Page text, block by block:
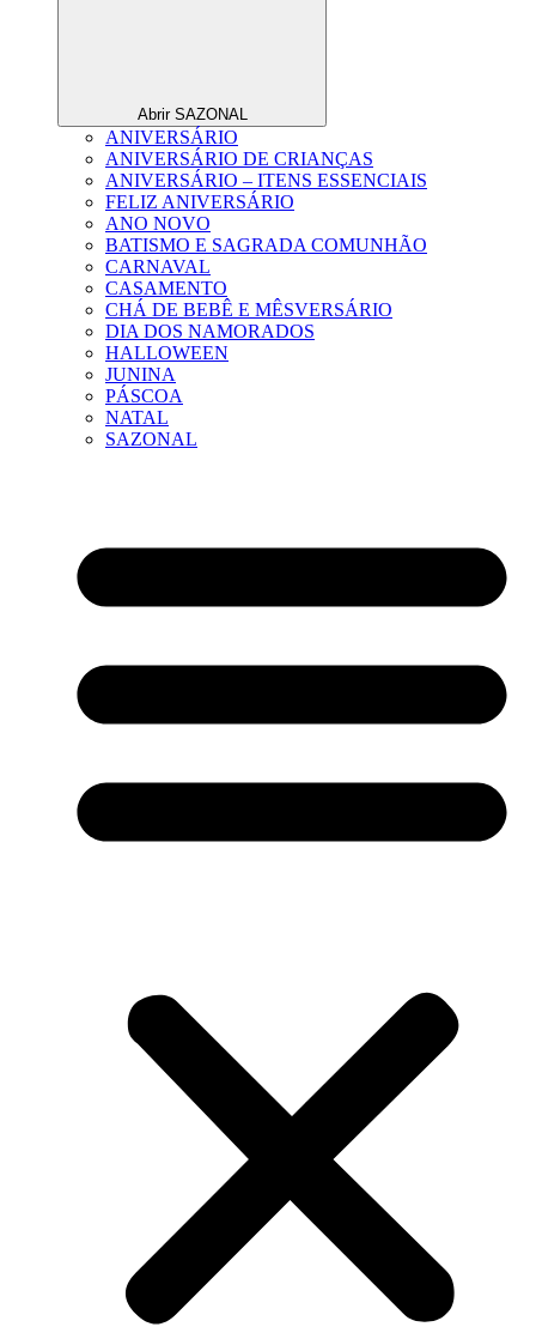
Abrir SAZONAL
ANIVERSÁRIO
ANIVERSÁRIO DE CRIANÇAS
ANIVERSÁRIO – ITENS ESSENCIAIS
FELIZ ANIVERSÁRIO
ANO NOVO
BATISMO E SAGRADA COMUNHÃO
CARNAVAL
CASAMENTO
CHÁ DE BEBÊ E MÊSVERSÁRIO
DIA DOS NAMORADOS
HALLOWEEN
JUNINA
PÁSCOA
NATAL
SAZONAL